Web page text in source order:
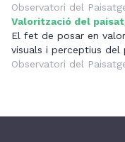
Observatori del
Valorització del
El fet de posar en
visuals i perceptius del
Observatori del